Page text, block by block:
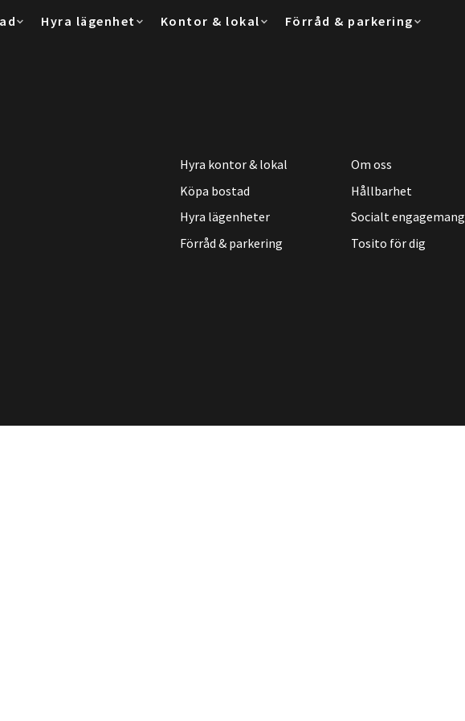
Hyra lägenhet Kontor & lokal Förråd & parkering
Hyra kontor & lokal
Köpa bostad
Hyra lägenheter
Förråd & parkering
Om oss
Hållbarhet
Socialt engagemang
Tosito för dig